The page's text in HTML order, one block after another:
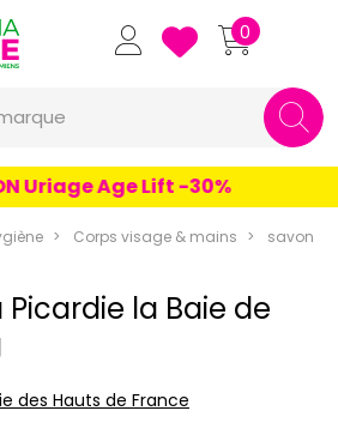
Pharmaforce Grande Pharmacie
0
Uriage Age Lift -30%
Corps visage & mains savon
Picardie la Baie de
des Hauts de France